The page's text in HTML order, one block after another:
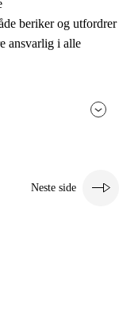
beriker og utfordrer
ansvarlig i alle
Neste side